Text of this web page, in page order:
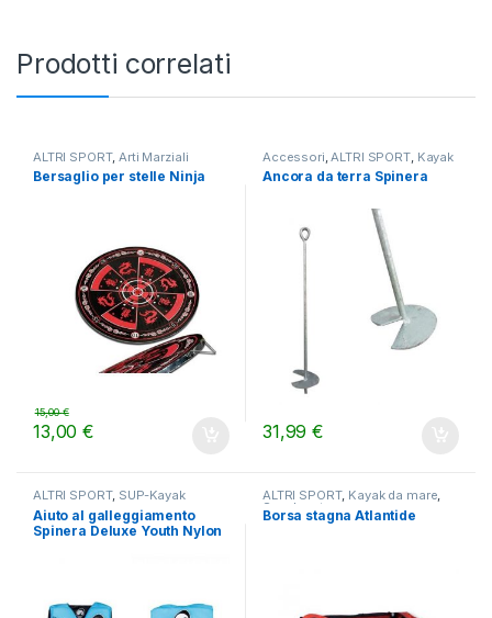
Prodotti correlati
ALTRI SPORT, Arti Marziali
Bersaglio per stelle Ninja
13,00€
15,00€
Accessori ALTRI SPORT, Kayak
da mare
Ancora da terra Spinera
31,99€
ALTRI SPORT, SUP-Kayak
Aiuto al galleggiamento
Spinera Deluxe Youth Nylon
ALTRI SPORT, Kayak da mare,
Sacche stagne
Borsa stagna Atlantide